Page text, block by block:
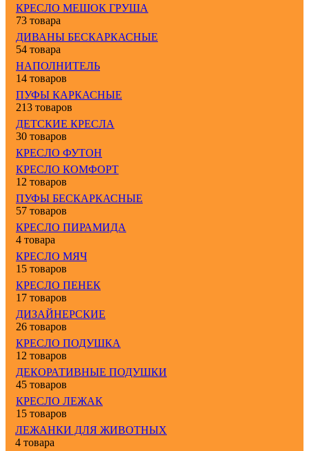
КРЕСЛО МЕШОК ГРУША
73 товара
ДИВАНЫ БЕСКАРКАСНЫЕ
54 товара
НАПОЛНИТЕЛЬ
14 товаров
ПУФЫ КАРКАСНЫЕ
213 товаров
ДЕТСКИЕ КРЕСЛА
30 товаров
КРЕСЛО ФУТОН
КРЕСЛО КОМФОРТ
12 товаров
ПУФЫ БЕСКАРКАСНЫЕ
57 товаров
КРЕСЛО ПИРАМИДА
4 товара
КРЕСЛО МЯЧ
15 товаров
КРЕСЛО ПЕНЕК
17 товаров
ДИЗАЙНЕРСКИЕ
26 товаров
КРЕСЛО ПОДУШКА
12 товаров
ДЕКОРАТИВНЫЕ ПОДУШКИ
45 товаров
КРЕСЛО ЛЕЖАК
15 товаров
ЛЕЖАНКИ ДЛЯ ЖИВОТНЫХ
4 товара